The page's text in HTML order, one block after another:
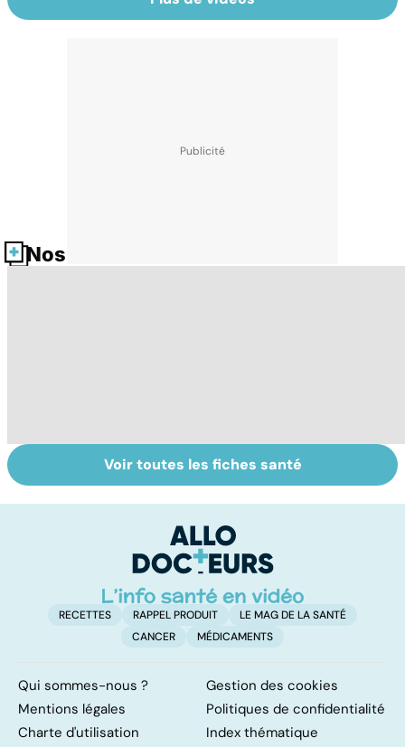
Nos fiches santé
Tout savoir sur
les infections
Inflammation des
amygdales : que
d'angine ?
Voir toutes les fiches santé
RECETTES RAPPEL PRODUIT
LE MAG DE LA SANTÉ
CANCER
MÉDICAMENTS
Qui sommes-nous ?
Gestion des cookies
Mentions légales
Politiques de confidentialité
Charte d'utilisation
Index thématique